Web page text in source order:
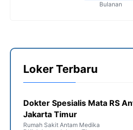
Bulanan
Loker Terbaru
Dokter Spesialis Mata RS
Jakarta Timur
Rumah Sakit Antam Medika